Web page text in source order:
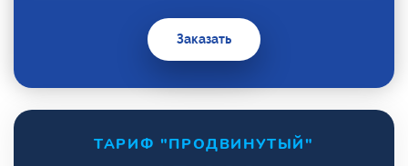
Заказать
ТАРИФ "ПРОДВИНУТЫЙ"